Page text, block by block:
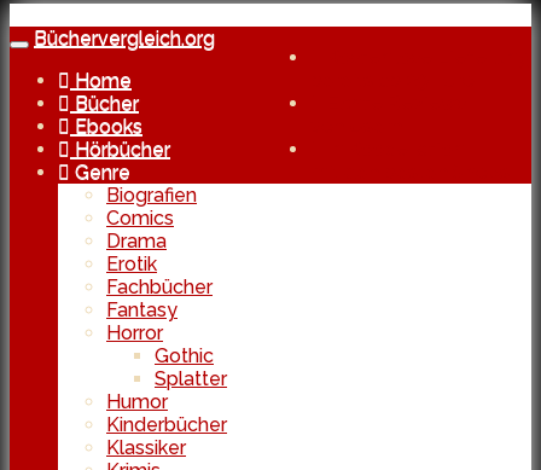
Skip
to
content
Toggle
navigation
Büchervergleich.org
Home
Bücher
Ebooks
Hörbücher
Genre
Biografien
Comics
Drama
Erotik
Fachbücher
Fantasy
Horror
Gothic
Splatter
Humor
Kinderbücher
Klassiker